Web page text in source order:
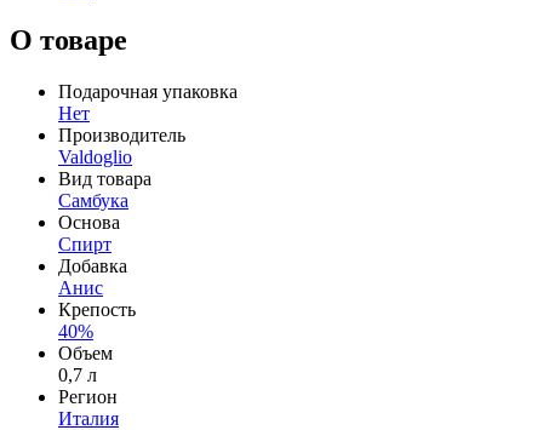
О товаре
Подарочная упаковка
Нет
Производитель
Valdoglio
Вид товара
Самбука
Основа
Спирт
Добавка
Анис
Крепость
40%
Объем
0,7 л
Регион
Италия